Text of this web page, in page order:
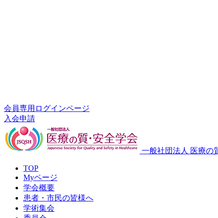
会員専用ログインページ
入会申請
一般社団法人 医療の
TOP
Myページ
学会概要
患者・市民の皆様へ
学術集会